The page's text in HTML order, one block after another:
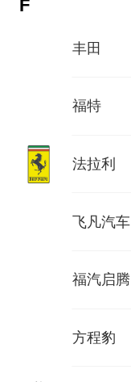
F
丰田
福特
法拉利
飞凡汽车
福汽启腾
方程豹